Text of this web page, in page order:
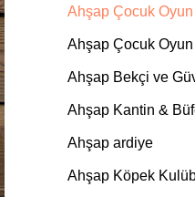
Ahşap Çocuk
Ahşap Çocuk Oyun
Ahşap Bekçi ve
Ahşap Kantin &
Ahşap ardiye
Ahşap Köpek